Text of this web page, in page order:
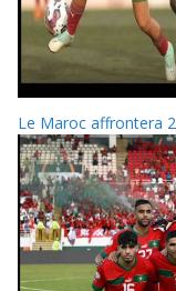
Le Maroc affrontera